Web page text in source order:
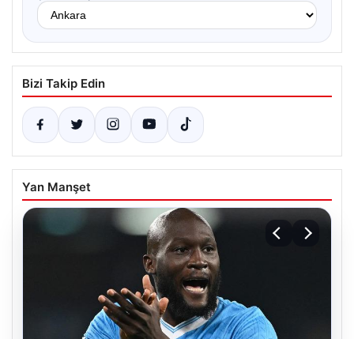
Bizi Takip Edin
Yan Manşet